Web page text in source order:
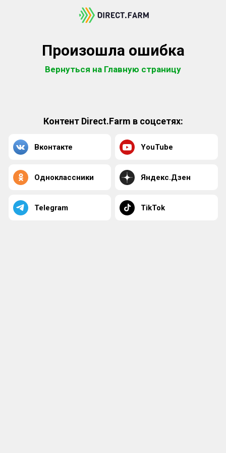
Произошла ошибка
Вернуться на Главную страницу
Контент Direct.Farm в соцсетях:
Вконтакте YouTube
Одноклассники Яндекс.Дзен
Telegram TikTok